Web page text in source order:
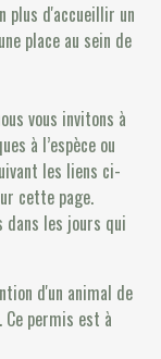
plus d'accueillir un
place au sein de
vous invitons à
à l’espèce ou
les liens ci-
cette page.
dans les jours qui
d'un animal de
permis est à